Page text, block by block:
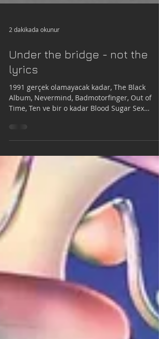
2 dakikada okunur
Under the bridge - not the
lyrics
1991 gerçek olamayacak kadar, The Black
Magik… Red Hot...